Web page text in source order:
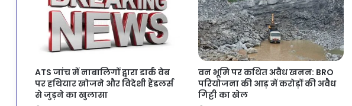
ATS जांच में नाबालिगों द्वारा डार्क वेब
पर हथियार खोजने और विदेशी हैंडलर्स
से जुड़ने का खुलासा
वन भूमि पर कथित अवैध खनन: BRO
परियोजना की आड़ में करोड़ों की अवैध
गिट्टी का खेल